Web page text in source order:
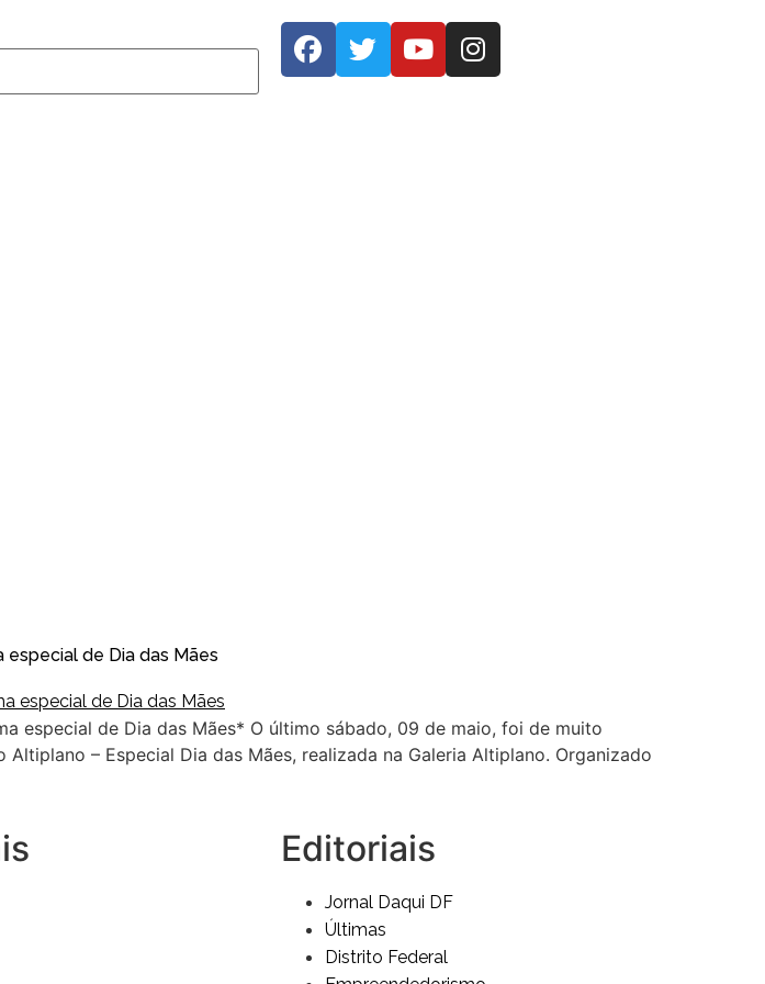
de Dia das Mães
especial de Dia das Mães* O último sábado, 09 de maio, foi de muito
– Especial Dia das Mães, realizada na Galeria Altiplano. Organizado
Editoriais
Jornal Daqui DF
Últimas
Distrito Federal